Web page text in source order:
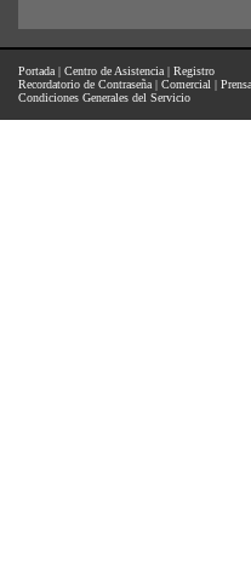
Portada | Centro de Asistencia | Registro
Recordatorio de Contraseña | Comercial | Prensa
Condiciones Generales del Servicio